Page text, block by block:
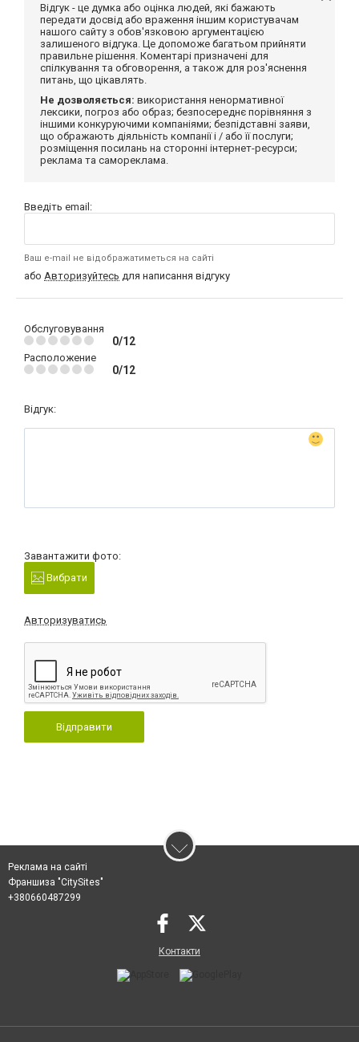
Відгук - це думка або оцінка людей, які бажають
передати досвід або враження іншим користувачам
нашого сайту з обов'язковою аргументацією
залишеного відгука. Це допоможе багатьом прийняти
правильне рішення. Коментарі призначені для
спілкування та обговорення, а також для роз'яснення
питань, що цікавлять.
Не дозволяється: використання ненормативної
лексики, погроз або образ; безпосереднє порівняння з
іншими конкуруючими компаніями; безпідставні заяви,
що ображають діяльність компанії і / або її послуги;
розміщення посилань на сторонні інтернет-ресурси;
реклама та самореклама.
Введіть email:
Ваш e-mail не відображатиметься на сайті
або Авторизуйтесь для написання відгуку
Обслуговування
0/12
Расположение
0/12
Відгук:
Завантажити фото:
Вибрати
Авторизуватись
Відправити
Реклама на сайті
Франшиза "CitySites"
+380660487299
Контакти